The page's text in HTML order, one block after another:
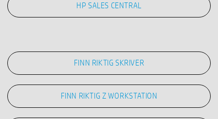
HP SALES CENTRAL
FINN RIKTIG SKRIVER
FINN RIKTIG Z WORKSTATION